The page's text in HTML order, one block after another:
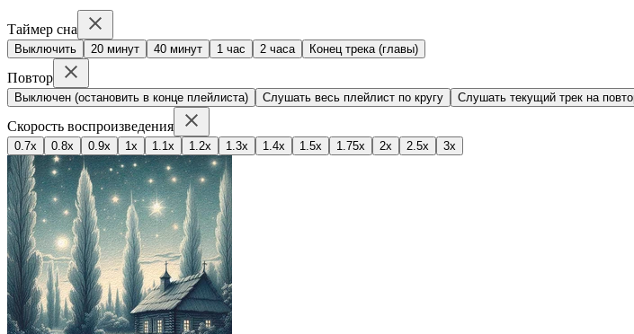
Таймер сна
Выключить 20 минут 40 минут 1 час 2 часа Конец трека (главы)
Повтор
Выключен (остановить в конце плейлиста) Слушать весь плейлист по кругу Слушать текущий трек на
Скорость воспроизведения
0.7x 0.8x 0.9x 1x 1.1x 1.2x 1.3x 1.4x 1.5x 1.75x 2x 2.5x 3x